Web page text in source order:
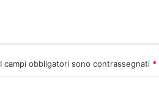
I campi obbligatori sono contrassegnati *